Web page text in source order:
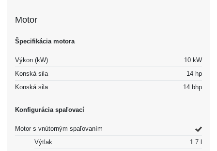
Motor
Špecifikácia motora
Výkon (kW)
10 kW
Konská sila
14 hp
Konská sila
14 bhp
Konfigurácia spaľovací
Motor s vnútorným spaľovaním
Výtlak
1.7 l